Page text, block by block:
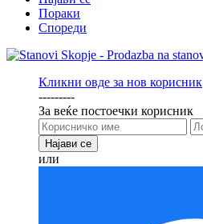
Пораки
Спореди
Кликни овде за нов корисник
---------
За веќе постоечки корисник
или